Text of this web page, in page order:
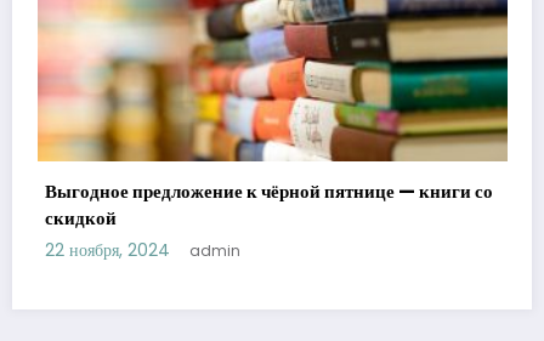
Выгодное предложение к чёрной пятнице — книги со
скидкой
22 ноября, 2024 admin